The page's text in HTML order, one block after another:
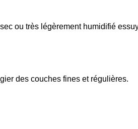
ou très légèrement humidifié
des couches fines et régulières.